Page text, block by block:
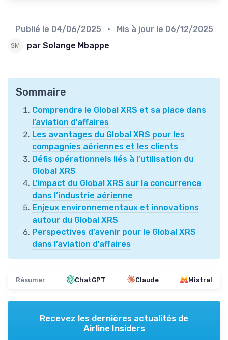
Publié le 04/06/2025 • Mis à jour le 06/12/2025
par Solange Mbappe
Sommaire
Comprendre le Global XRS et sa place dans
l’aviation d’affaires
Les avantages du Global XRS pour les
compagnies aériennes et les clients
Défis opérationnels liés à l’utilisation du
Global XRS
L’impact du Global XRS sur la concurrence
dans l’industrie aérienne
Enjeux environnementaux et innovations
autour du Global XRS
Perspectives d’avenir pour le Global XRS
dans l’aviation d’affaires
Résumer ChatGPT Claude Mistral
Recevez les dernières actualités de
Airline Insiders